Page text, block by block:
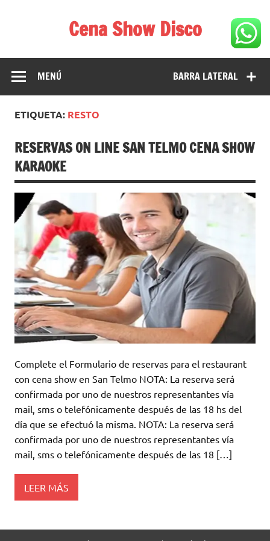
Cena Show Disco
Cena Show Disco – DISCO CENA SHOW GUIA DE
RESTAURANTES
BARRA LATERAL
MENÚ
ETIQUETA: RESTO
RESERVAS ON LINE SAN TELMO CENA SHOW
KARAOKE
Complete el Formulario de reservas para el restaurant
con cena show en San Telmo NOTA: La reserva será
confirmada por uno de nuestros representantes vía
mail, sms o telefónicamente después de las 18 hs del
día que se efectuó la misma. NOTA: La reserva será
confirmada por uno de nuestros representantes vía
mail, sms o telefónicamente después de las 18 […]
LEER MÁS